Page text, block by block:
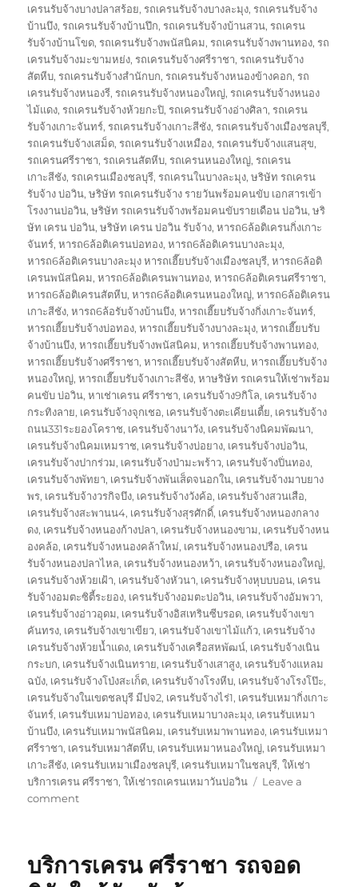
เครนรับจ้างบางปลาสร้อย,รถเครนรับจ้างบางละมุง,รถเครนรับจ้าง
บ้านบึง,รถเครนรับจ้างบ้านปึก,รถเครนรับจ้างบ้านสวน,รถเครน
รับจ้างบ้านโขด,รถเครนรับจ้างพนัสนิคม,รถเครนรับจ้างพานทอง,รถ
เครนรับจ้างมะขามหย่ง,รถเครนรับจ้างศรีราชา,รถเครนรับจ้าง
สัตหีบ,รถเครนรับจ้างสำนักบก,รถเครนรับจ้างหนองข้างคอก,รถ
เครนรับจ้างหนองรี,รถเครนรับจ้างหนองใหญ่,รถเครนรับจ้างหนอง
ไม้แดง,รถเครนรับจ้างห้วยกะปิ,รถเครนรับจ้างอ่างศิลา,รถเครน
รับจ้างเกาะจันทร์,รถเครนรับจ้างเกาะสีชัง,รถเครนรับจ้างเมืองชลบุรี,
รถเครนรับจ้างเสม็ด,รถเครนรับจ้างเหมือง,รถเครนรับจ้างแสนสุข,
รถเครนศรีราชา,รถเครนสัตหีบ,รถเครนหนองใหญ่,รถเครน
เกาะสีชัง,รถเครนเมืองชลบุรี,รถเครนในบางละมุง,ษริษัท รถเครน
รับจ้าง บ่อวิน,ษริษัท รถเครนรับจ้าง รายวันพร้อมคนขับ เอกสารเข้า
โรงงานบ่อวิน,ษริษัท รถเครนรับจ้างพร้อมคนขับรายเดือน บ่อวิน,ษริ
ษัท เครน บ่อวิน,ษริษัท เครน บ่อวิน รับจ้าง,หารถ6ล้อติเครนกิ่งเกาะ
จันทร์,หารถ6ล้อติเครนบ่อทอง,หารถ6ล้อติเครนบางละมุง,
หารถ6ล้อติเครนบางละมุง หารถเฮี๊ยบรับจ้างเมืองชลบุรี,หารถ6ล้อติ
เครนพนัสนิคม,หารถ6ล้อติเครนพานทอง,หารถ6ล้อติเครนศรีราชา,
หารถ6ล้อติเครนสัตหีบ,หารถ6ล้อติเครนหนองใหญ่,หารถ6ล้อติเครน
เกาะสีชัง,หารถ6ล้อรับจ้างบ้านบึง,หารถเฮี๊ยบรับจ้างกิ่งเกาะจันทร์,
หารถเฮี๊ยบรับจ้างบ่อทอง,หารถเฮี๊ยบรับจ้างบางละมุง,หารถเฮี๊ยบรับ
จ้างบ้านบึง,หารถเฮี๊ยบรับจ้างพนัสนิคม,หารถเฮี๊ยบรับจ้างพานทอง,
หารถเฮี๊ยบรับจ้างศรีราชา,หารถเฮี๊ยบรับจ้างสัตหีบ,หารถเฮี๊ยบรับจ้าง
หนองใหญ่,หารถเฮี๊ยบรับจ้างเกาะสีชัง,หาษริษัท รถเครนให้เช่าพร้อม
คนขับ บ่อวิน,หาเช่าเครน ศรีราชา, เครนรับจ้าง9กิโล, เครนรับจ้าง
กระทิงลาย, เครนรับจ้างจุกเชอ, เครนรับจ้างตะเคียนเตี้ย, เครนรับจ้าง
ถนน331ระยองโคราช, เครนรับจ้างนาวัง, เครนรับจ้างนิคมพัฒนา,
เครนรับจ้างนิคมเหมราช, เครนรับจ้างบ่อยาง, เครนรับจ้างบ่อวิน,
เครนรับจ้างปากร่วม, เครนรับจ้างป่ามะพร้าว, เครนรับจ้างปิ่นทอง,
เครนรับจ้างพัทยา, เครนรับจ้างพันเส็ดจนอกใน, เครนรับจ้างมาบยาง
พร, เครนรับจ้างวรกิจบึง, เครนรับจ้างวังค้อ, เครนรับจ้างสวนเสือ,
เครนรับจ้างสะพานน4, เครนรับจ้างสุรศักดิ์, เครนรับจ้างหนองกลาง
ดง, เครนรับจ้างหนองก้างปลา, เครนรับจ้างหนองขาม, เครนรับจ้างหน
องคล้อ, เครนรับจ้างหนองคล้าใหม่, เครนรับจ้างหนองปรือ, เครน
รับจ้างหนองปลาไหล, เครนรับจ้างหนองหว้า, เครนรับจ้างหนองใหญ่,
เครนรับจ้างห้วยเฝ้า, เครนรับจ้างหัวนา, เครนรับจ้างหุบบบอน, เครน
รับจ้างอมตะซิตี้ระยอง, เครนรับจ้างอมตะบ่อวิน, เครนรับจ้างอัมพวา,
เครนรับจ้างอ่าวอุดม, เครนรับจ้างอิสเทรินซีบรอด, เครนรับจ้างเขา
คันทรง, เครนรับจ้างเขาเขียว, เครนรับจ้างเขาไม้แก้ว, เครนรับจ้าง
เครนรับจ้างห้วยน้ำแดง, เครนรับจ้างเครือสหพัฒน์, เครนรับจ้างเนิน
กระบก, เครนรับจ้างเนินทราย, เครนรับจ้างเสาสูง, เครนรับจ้างแหลม
ฉบัง, เครนรับจ้างโป่งสะเก็ต, เครนรับจ้างโรงหีบ, เครนรับจ้างโรงโป๊ะ,
เครนรับจ้างในเขตชลบุรี มีปจ2, เครนรับจ้างไร่1, เครนรับเหมากิ่งเกาะ
จันทร์, เครนรับเหมาบ่อทอง, เครนรับเหมาบางละมุง, เครนรับเหมา
บ้านบึง, เครนรับเหมาพนัสนิคม, เครนรับเหมาพานทอง, เครนรับเหมา
ศรีราชา, เครนรับเหมาสัตหีบ, เครนรับเหมาหนองใหญ่, เครนรับเหมา
เกาะสีชัง, เครนรับเหมาเมืองชลบุรี, เครนรับเหมาในชลบุรี,ให้เช่า
บริการเครน ศรีราชา,ให้เช่ารถเครนเหมาวันบ่อวิน
Leave a
commenton
เครน
บ่อ
บริการเครน ศรีราชา รถจอด